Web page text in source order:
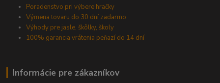
Poradenstvo pri výbere hračky
Výmena tovaru do 30 dní zadarmo
Výhody pre jasle, škôlky, školy
100% garancia vrátenia peňazí do 14 dní
Informácie pre zákazníkov